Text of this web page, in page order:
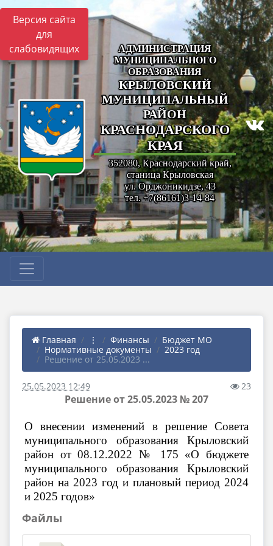
Версия сайта
для
слабовидящих
АДМИНИСТРАЦИЯ
МУНИЦИПАЛЬНОГО
ОБРАЗОВАНИЯ
КРЫЛОВСКИЙ
МУНИЦИПАЛЬНЫЙ
РАЙОН
КРАСНОДАРСКОГО
КРАЯ
352080, Краснодарский край,
станица Крыловская
ул. Орджоникидзе, 43
тел. +7(86161)3-14-84
Главная ⋮ Финансы
Бюджет МО
Нормативные документы
2023 год
Решение от 25.05.2023 ...
25.05.2023 12:49 23
Решение от 25.05.2023 № 207
О внесении изменений в решение Совета
муниципального образования Крыловский
район от 08.12.2022 № 175 «О бюджете
муниципального образования Крыловский
район на 2023 год и плановый период 2024
и 2025 годов»
Файлы